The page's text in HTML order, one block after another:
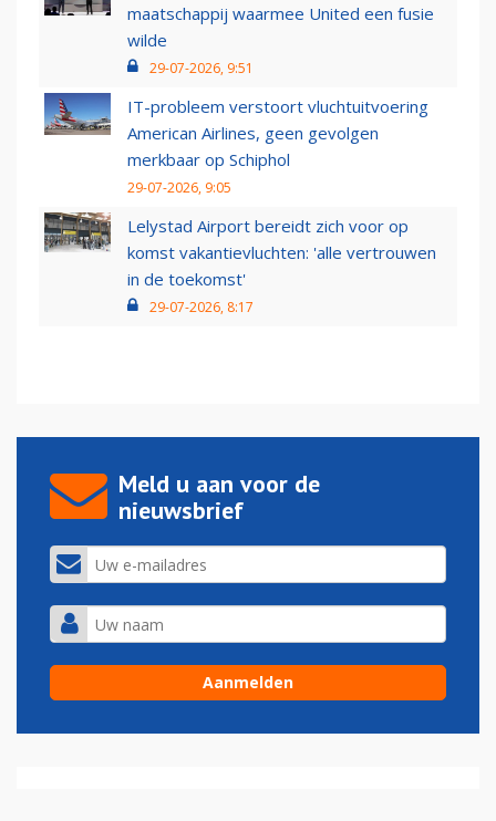
maatschappij waarmee United een fusie
wilde
29-07-2026, 9:51
IT-probleem verstoort vluchtuitvoering
American Airlines, geen gevolgen
merkbaar op Schiphol
29-07-2026, 9:05
Lelystad Airport bereidt zich voor op
komst vakantievluchten: 'alle vertrouwen
in de toekomst'
29-07-2026, 8:17
Meld u aan voor de
nieuwsbrief